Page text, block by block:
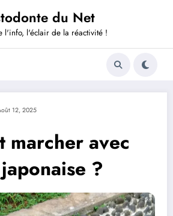
du Net
l'info, l'éclair de la réactivité !
12, 2025
marcher avec
?